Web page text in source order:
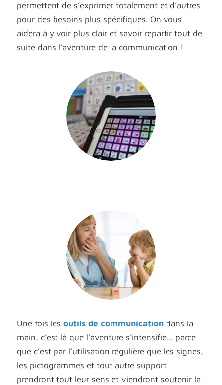
permettent de s’exprimer totalement et d’autres
pour des besoins plus spécifiques. On vous
aidera à y voir plus clair et savoir repartir tout de
suite dans l’aventure de la communication !
Une fois les outils de communicationdans la
main, c’est là que l’aventure s’intensifie… parce
que c’est par l’utilisation régulière que les signes,
les pictogrammes et tout autre support
prendront tout leur sens et viendront soutenir la